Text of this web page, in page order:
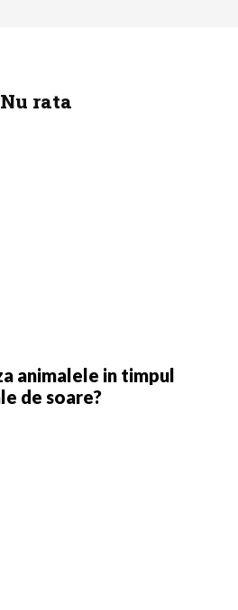
Nu rata
animalele in timpul
de soare?